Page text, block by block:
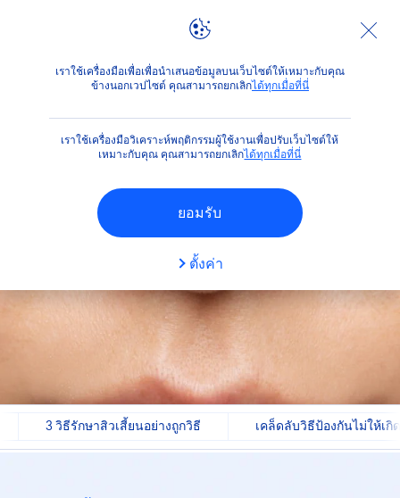
เราใช้เครื่องมือเพื่อเพื่อนำเสนอข้อมูลบนเว็บไซต์ให้เหมาะกับคุณ
ข้างนอกเวปไซต์ คุณสามารถยกเลิกได้ทุกเมื่อที่นี่
เราใช้เครื่องมือวิเคราะห์พฤติกรรมผู้ใช้งานเพื่อปรับเว็บไซต์ให้
เหมาะกับคุณ คุณสามารถยกเลิกได้ทุกเมื่อที่นี่
ยอมรับ
ตั้งค่า
คำแนะนำ สิวเสี้ยน สาเหตุ อาการ คืออะไร รวม 3 วิธีจัดการให้
3 วิธีรักษาสิวเสี้ยนอย่างถูกวิธี เคล็ดลับวิธีป้องกันไม่ให้เกิ